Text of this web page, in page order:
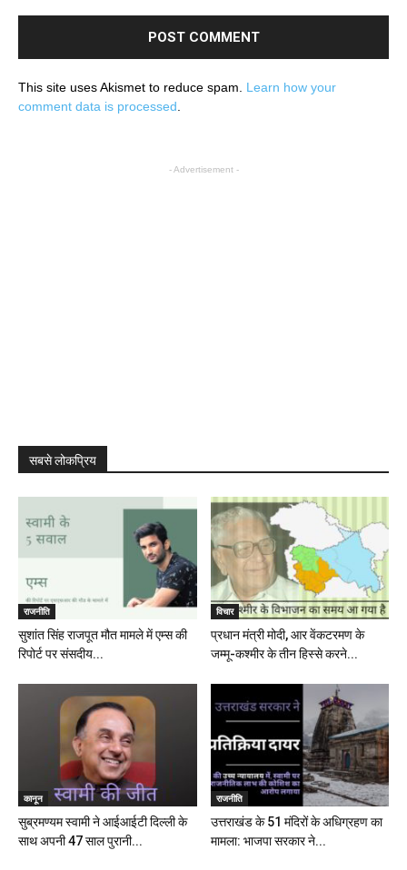
This site uses Akismet to reduce spam. Learn how your
comment data is processed
- Advertisement -
सबसे लोकप्रिय
राजनीति
सुशांत सिंह राजपूत मौत मामले में एम्स की
रिपोर्ट पर संसदीय...
विचार
प्रधान मंत्री मोदी, आर वेंकटरमण के
जम्मू-कश्मीर के तीन हिस्से करने...
कानून
सुब्रमण्यम स्वामी ने आईआईटी दिल्ली के
साथ अपनी 47 साल पुरानी...
राजनीति
उत्तराखंड के 51 मंदिरों के अधिग्रहण का
मामला: भाजपा सरकार ने...